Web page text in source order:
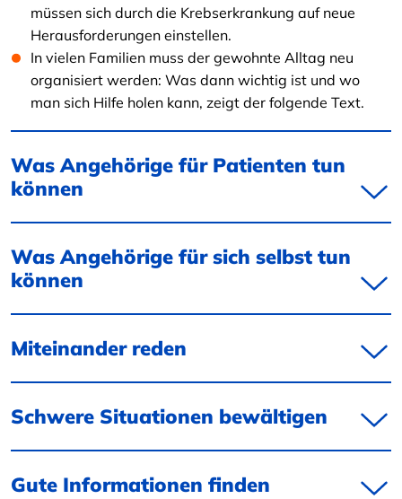
müssen sich durch die Krebserkrankung auf neue
Herausforderungen einstellen.
In vielen Familien muss der gewohnte Alltag neu
organisiert werden: Was dann wichtig ist und wo
man sich Hilfe holen kann, zeigt der folgende Text.
Was Angehörige für Patienten tun
können
Was Angehörige für sich selbst tun
können
Miteinander reden
Schwere Situationen bewältigen
Gute Informationen finden